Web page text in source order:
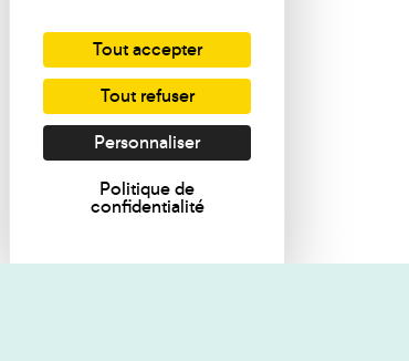
Tout accepter
Tout refuser
Personnaliser
Politique de
confidentialité